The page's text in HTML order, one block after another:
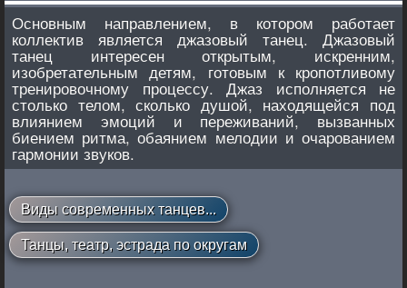
Основным направлением, в котором работает
коллектив является джазовый танец. Джазовый
танец интересен открытым, искренним,
изобретательным детям, готовым к кропотливому
тренировочному процессу. Джаз исполняется не
столько телом, сколько душой, находящейся под
влиянием эмоций и переживаний, вызванных
биением ритма, обаянием мелодии и очарованием
гармонии звуков.
Виды современных танцев...
Танцы, театр, эстрада по округам